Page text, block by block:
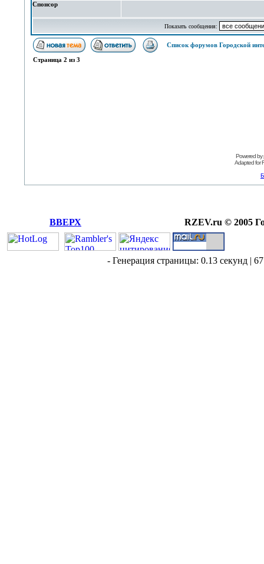
Спонсор
Показать сообщения:
Список форумов Городской
Страница 2 из3
Powered by
Adapted for
ВВЕРХ RZEV.ru © 2005
- Генерация страницы: 0.13 секунд |